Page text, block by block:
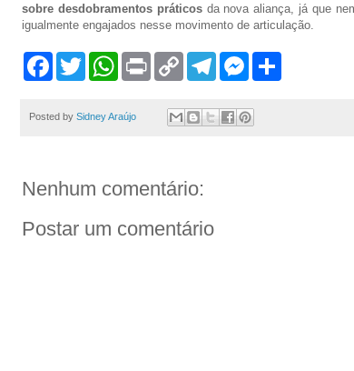
sobre desdobramentos práticosda nova aliança, já que
igualmente engajados nesse movimento de articulação.
F
b
T
w
t
W
s
P
C
T
M
e
Posted by Sidney Araújo
Nenhum comentário:
Postar um comentário